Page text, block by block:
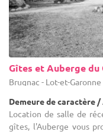
Gîtes et Auberge du
Brugnac - Lot-et-
Demeure de caractère /
Location de salle de
gîtes, l'Auberge vous